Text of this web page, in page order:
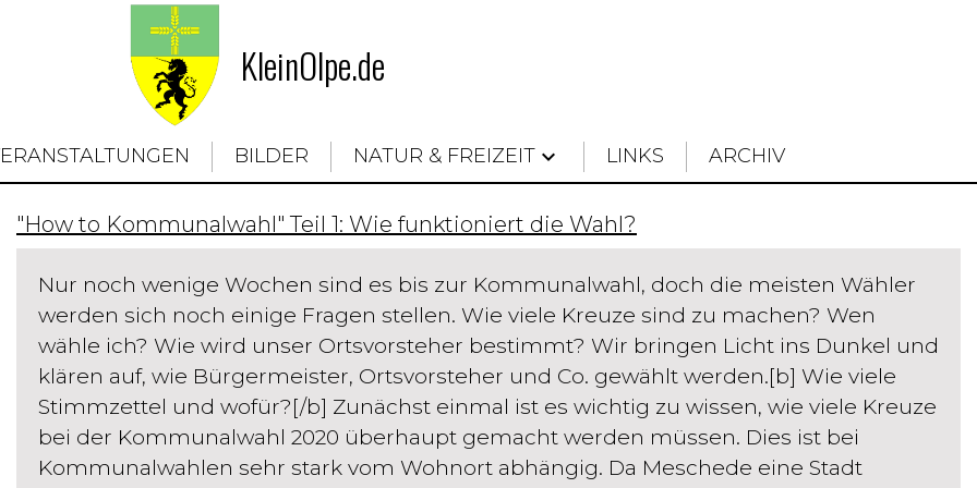
KleinOlpe.de
BILDER NATUR & FREIZEIT keyboard_arrow_down LINKS ARCHIV
"How to Kommunalwahl" Teil 1: Wie funktioniert die Wahl?
Nur noch wenige Wochen sind es bis zur Kommunalwahl, doch die meisten Wähler
werden sich noch einige Fragen stellen. Wie viele Kreuze sind zu machen? Wen
wähle ich? Wie wird unser Ortsvorsteher bestimmt? Wir bringen Licht ins Dunkel und
klären auf, wie Bürgermeister, Ortsvorsteher und Co. gewählt werden.[b] Wie viele
Stimmzettel und wofür?[/b] Zunächst einmal ist es wichtig zu wissen, wie viele Kreuze
bei der Kommunalwahl 2020 überhaupt gemacht werden müssen. Dies ist bei
Kommunalwahlen sehr stark vom Wohnort abhängig. Da Meschede eine Stadt